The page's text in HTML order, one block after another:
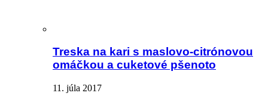
Treska na kari s maslovo-citrónovou
omáčkou a cuketové pšenoto
11. júla 2017